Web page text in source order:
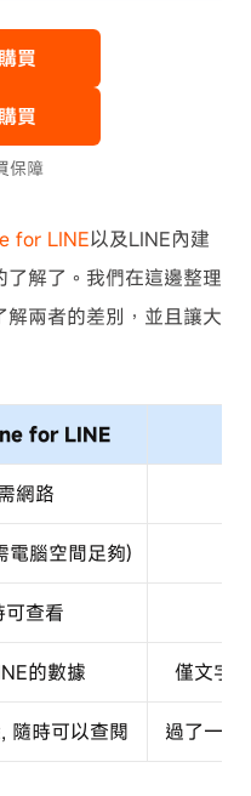
for LINE以及LINE內建
解了。我們在這邊整理
兩者的差別，並且讓大
for LINE
網路
電腦空間足夠)
可查看
的數據 僅文字
隨時可以查閱 過了一定